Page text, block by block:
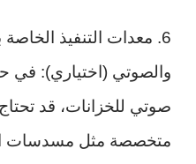
6. معدات التنفيذ
والصوتي (اختياري): في
صوتي للخزانات، قد
متخصصة مثل مسدسات